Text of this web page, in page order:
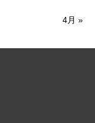
4月 »